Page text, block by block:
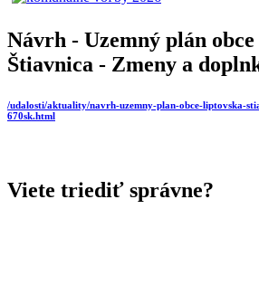
Návrh - Uzemný plán
Štiavnica - Zmeny a
/udalosti/aktuality/navrh-uzemny-plan-obce-liptovska-
670sk.html
Viete triediť správne?